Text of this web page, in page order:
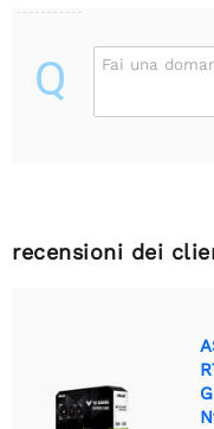
Q Fai una
recensioni dei